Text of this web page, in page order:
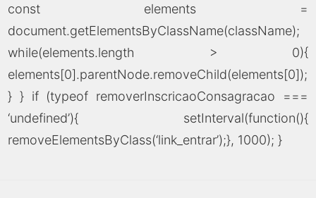
const elements =
document.getElementsByClassName(className);
while(elements.length > 0){
elements[0].parentNode.removeChild(elements[0]);
} } if (typeof removerInscricaoConsagracao ===
‘undefined’){ setInterval(function(){
removeElementsByClass(‘link_entrar’);}, 1000); }